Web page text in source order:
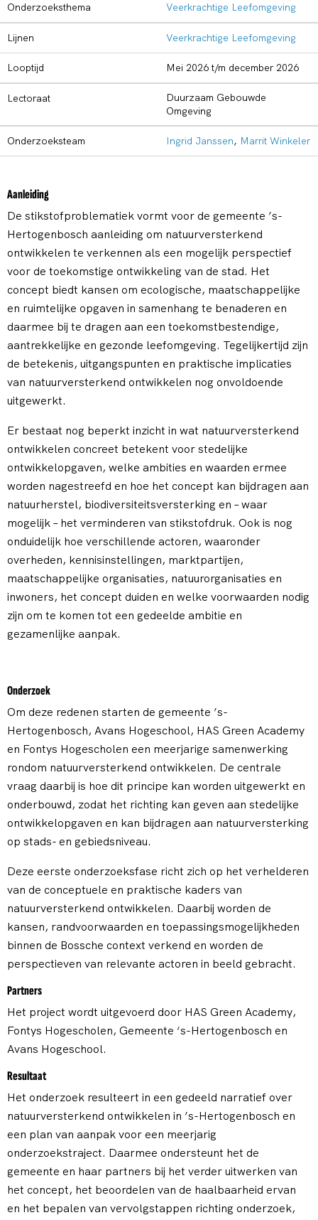
Onderzoeksthema Veerkrachtige Leefomgeving
Lijnen Veerkrachtige Leefomgeving
Looptijd mei 2026 t/m december 2026
Lectoraat
Duurzaam Gebouwde
Omgeving
Onderzoeksteam Ingrid Janssen, Marrit Winkeler
Aanleiding
De stikstofproblematiek vormt voor de gemeente ’s-
Hertogenbosch aanleiding om natuurversterkend
ontwikkelen te verkennen als een mogelijk perspectief
voor de toekomstige ontwikkeling van de stad. Het
concept biedt kansen om ecologische, maatschappelijke
en ruimtelijke opgaven in samenhang te benaderen en
daarmee bij te dragen aan een toekomstbestendige,
aantrekkelijke en gezonde leefomgeving. Tegelijkertijd zijn
de betekenis, uitgangspunten en praktische implicaties
van natuurversterkend ontwikkelen nog onvoldoende
uitgewerkt.
Er bestaat nog beperkt inzicht in wat natuurversterkend
ontwikkelen concreet betekent voor stedelijke
ontwikkelopgaven, welke ambities en waarden ermee
worden nagestreefd en hoe het concept kan bijdragen aan
natuurherstel, biodiversiteitsversterking en – waar
mogelijk – het verminderen van stikstofdruk. Ook is nog
onduidelijk hoe verschillende actoren, waaronder
overheden, kennisinstellingen, marktpartijen,
maatschappelijke organisaties, natuurorganisaties en
inwoners, het concept duiden en welke voorwaarden nodig
zijn om te komen tot een gedeelde ambitie en
gezamenlijke aanpak.
Onderzoek
Om deze redenen starten de gemeente ’s-
Hertogenbosch, Avans Hogeschool, HAS Green Academy
en Fontys Hogescholen een meerjarige samenwerking
rondom natuurversterkend ontwikkelen. De centrale
vraag daarbij is hoe dit principe kan worden uitgewerkt en
onderbouwd, zodat het richting kan geven aan stedelijke
ontwikkelopgaven en kan bijdragen aan natuurversterking
op stads- en gebiedsniveau.
Deze eerste onderzoeksfase richt zich op het verhelderen
van de conceptuele en praktische kaders van
natuurversterkend ontwikkelen. Daarbij worden de
kansen, randvoorwaarden en toepassingsmogelijkheden
binnen de Bossche context verkend en worden de
perspectieven van relevante actoren in beeld gebracht.
Partners
Het project wordt uitgevoerd door HAS Green Academy,
Fontys Hogescholen, Gemeente ‘s-Hertogenbosch en
Avans Hogeschool.
Resultaat
Het onderzoek resulteert in een gedeeld narratief over
natuurversterkend ontwikkelen in ’s-Hertogenbosch en
een plan van aanpak voor een meerjarig
onderzoekstraject. Daarmee ondersteunt het de
gemeente en haar partners bij het verder uitwerken van
het concept, het beoordelen van de haalbaarheid ervan
en het bepalen van vervolgstappen richting onderzoek,